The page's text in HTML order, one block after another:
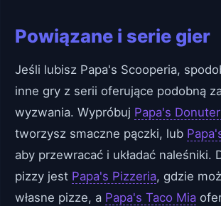
Powiązane i serie gier
Jeśli lubisz Papa's Scooperia,
inne gry z serii oferujące podobną
wyzwania. Wypróbuj Papa's
tworzysz smaczne pączki, lub
aby przewracać i układać naleśniki.
pizzy jest Papa's Pizzeria, gdzie
własne pizze, a Papa's Taco Mia